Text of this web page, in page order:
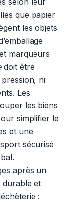
selon leur
que papier
les objets
marqueurs
doit être
ni
Les
les biens
simplifier le
et une
sécurisé
après un
durable et
: